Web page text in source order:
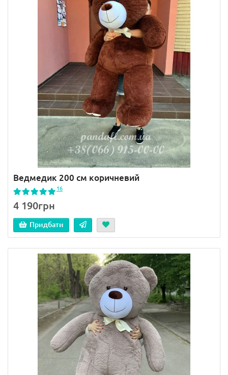
Ведмедик 200 см коричневий
16
4 190грн
Придбати